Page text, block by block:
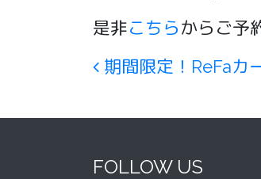
是非こちらからご予
Post
期間限定！ReFaカ
FOLLOW US